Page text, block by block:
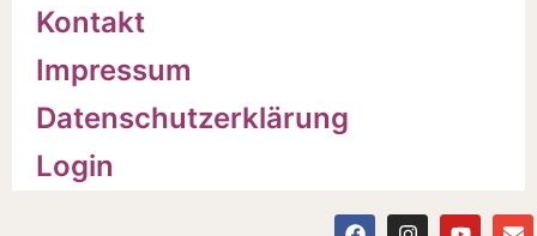
Kontakt
Impressum
Datenschutzerklärung
Login